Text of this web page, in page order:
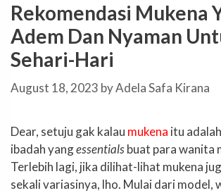
Rekomendasi Mukena
Adem Dan Nyaman
Sehari-Hari
August 18, 2023 byAdela Safa Kirana
Dear, setuju gak kalau mukena itu
ibadah yangessentialsbuat para wanita
Terlebih lagi, jika dilihat-lihat mukena
sekali variasinya, lho. Mulai dari model,